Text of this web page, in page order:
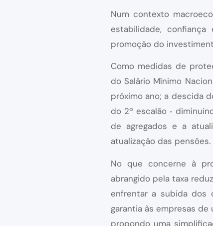
Num contexto
estabilidade,
promoção do
Como medidas de
do Salário Mínimo
próximo ano; a descida
do 2º escalão ‑
de agregados e a
atualização das pensões.
No que concerne à
abrangido pela taxa
enfrentar a subida dos
garantia às empresas
propondo uma